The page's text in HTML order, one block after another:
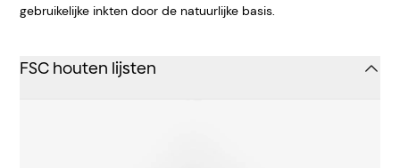
gebruikelijke inkten door de natuurlijke basis.
FSC houten lijsten